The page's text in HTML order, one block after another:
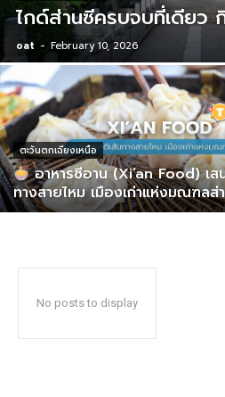
ไกด์ส่านซีครบจบที่เดียว
oat - February 10, 2026
ตะวันตกเฉียงเหนือ
อาหารซีอาน (Xi’an Food) เส
ทางสายไหม เมืองเก่าแห่งมณฑลส่
No posts to display